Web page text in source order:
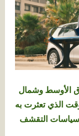
الأوسط وشمال
الذي تعثرت به
سياسات التقشف